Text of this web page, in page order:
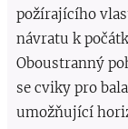
požírajícího
návratu k
Oboustranný
se cviky pro
umožňující